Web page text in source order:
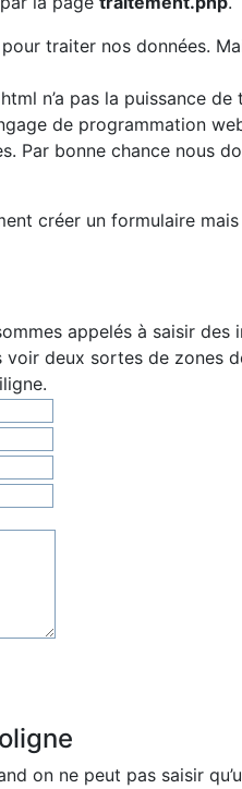
traiter nos données.
n’a pas la puissance
de programmation
Par bonne chance nous
créer un formulaire
appelés à saisir
deux sortes de zones
on ne peut pas saisir